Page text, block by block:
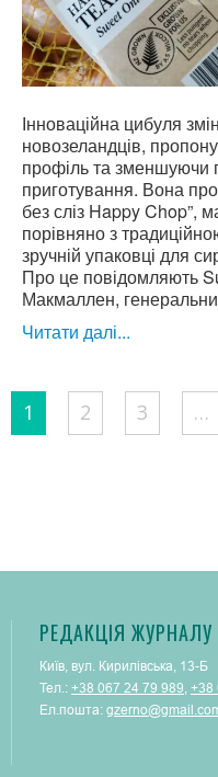
Інноваційна цибуля
новозеландців,
профіль та зменшуючи
приготування. Вона
без сліз Happy Chop”,
порівняно з
зручній упаковці для
Про це повідомляють
Макмаллен,
Читати далі...
Posts
1 2 3 …
РЕДАКЦІЯ ЖУРНАЛУ
Київ, вул. Кирилівська, 13-Б
Тел.: +38 067 24 79 989, +38
Ел.пошта: